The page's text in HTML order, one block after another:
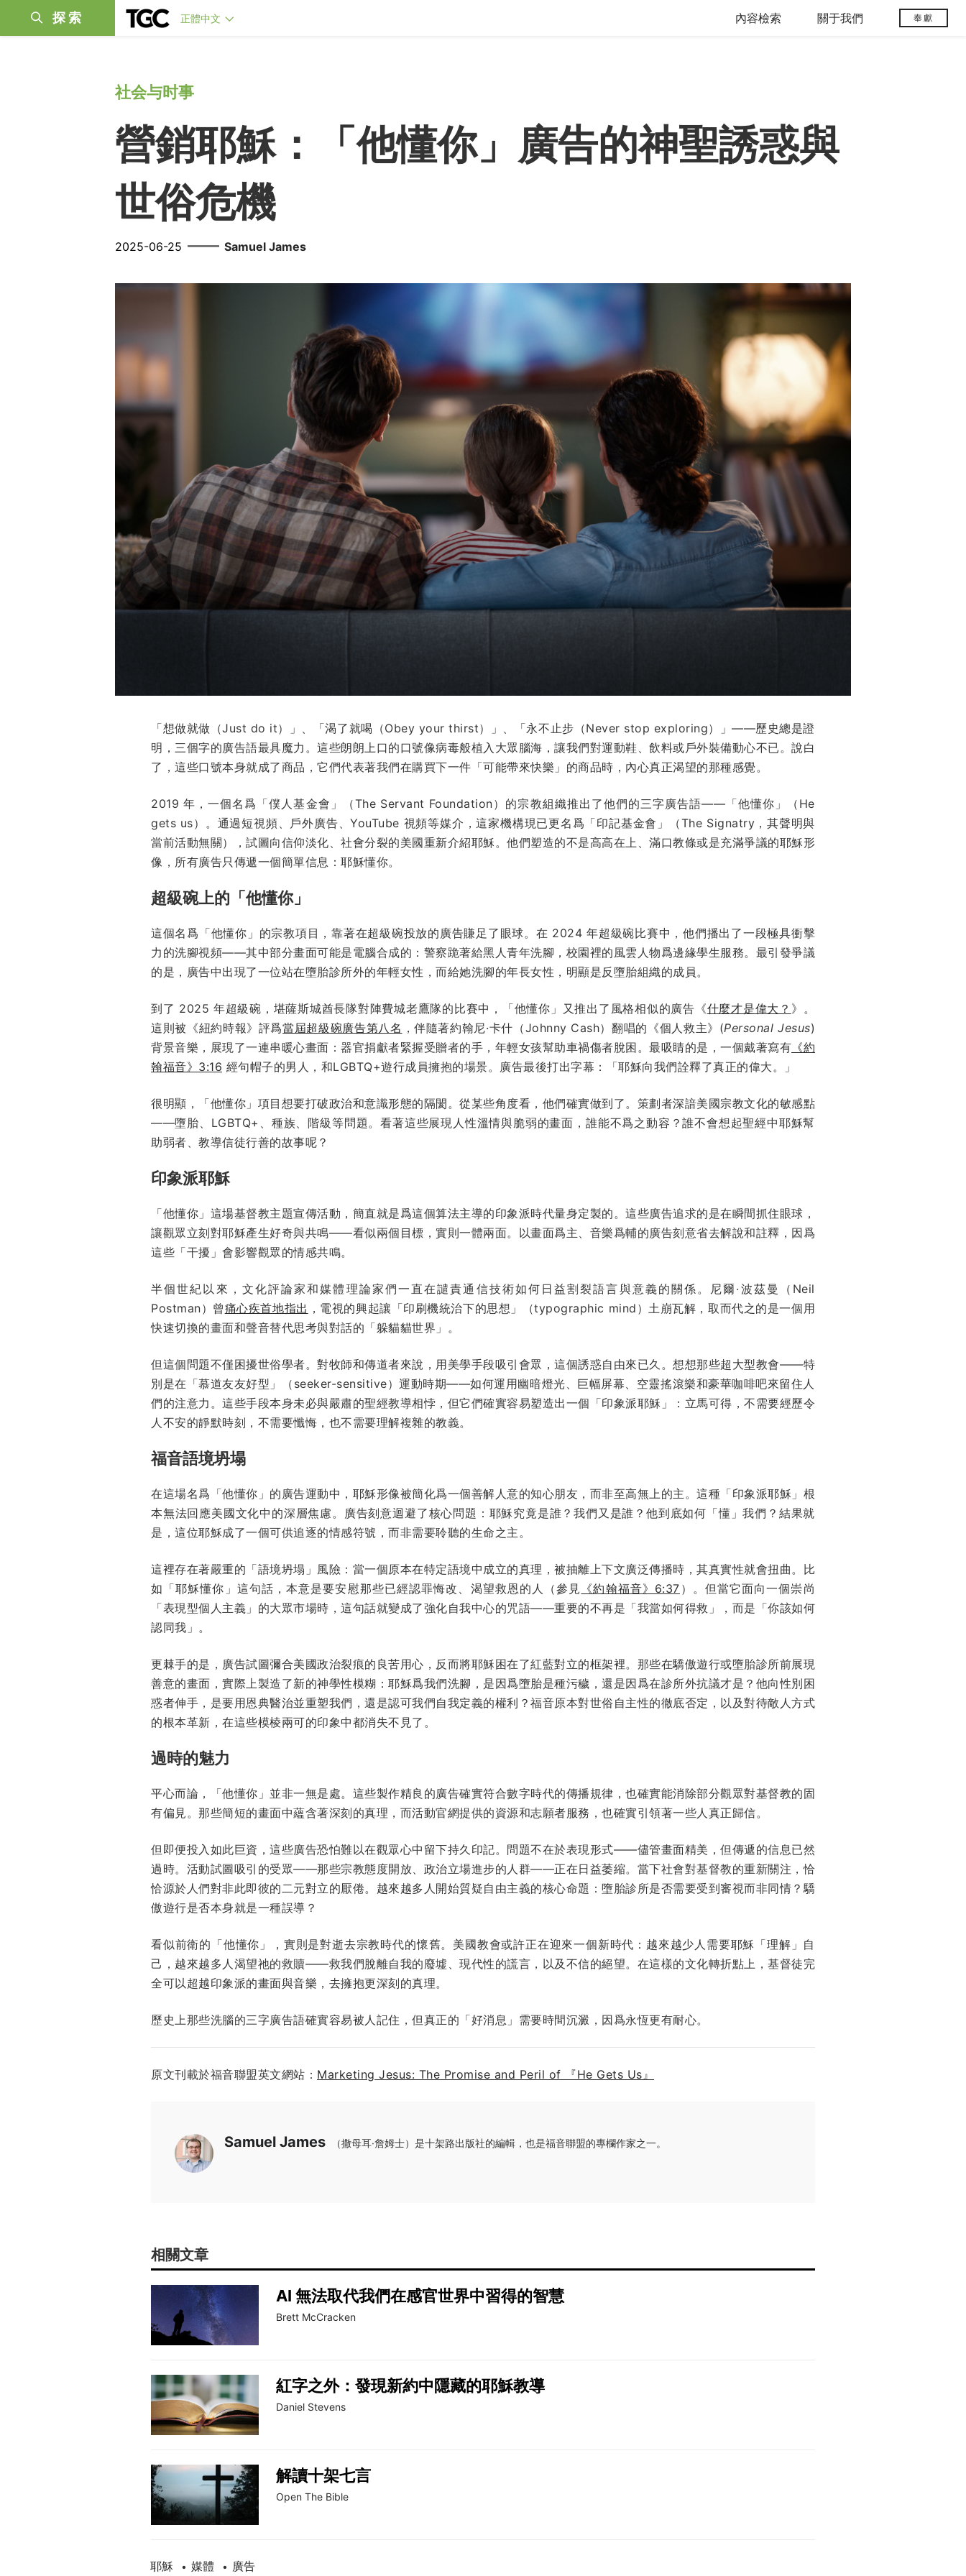
探索 正體中文 內容檢索 關于我們 奉獻
社会与时事
營銷耶穌：「他懂你」廣告的神聖誘惑與
世俗危機
2025-06-25 —— Samuel James
「想做就做（Just do it）」、「渴了就喝（Obey your thirst）」、「永不止步（Never stop exploring）」——歷史總是證
明，三個字的廣告語最具魔力。這些朗朗上口的口號像病毒般植入大眾腦海，讓我們對運動鞋、飲料或戶外裝備動心不已。說白
了，這些口號本身就成了商品，它們代表著我們在購買下一件「可能帶來快樂」的商品時，內心真正渴望的那種感覺。
2019 年，一個名爲「僕人基金會」（The Servant Foundation）的宗教組織推出了他們的三字廣告語——「他懂你」（He
gets us）。通過短視頻、戶外廣告、YouTube 視頻等媒介，這家機構現已更名爲「印記基金會」（The Signatry，其聲明與
當前活動無關），試圖向信仰淡化、社會分裂的美國重新介紹耶穌。他們塑造的不是高高在上、滿口教條或是充滿爭議的耶穌形
像，所有廣告只傳遞一個簡單信息：耶穌懂你。
超級碗上的「他懂你」
這個名爲「他懂你」的宗教項目，靠著在超級碗投放的廣告賺足了眼球。在 2024 年超級碗比賽中，他們播出了一段極具衝擊
力的洗腳視頻——其中部分畫面可能是電腦合成的：警察跪著給黑人青年洗腳，校園裡的風雲人物爲邊緣學生服務。最引發爭議
的是，廣告中出現了一位站在墮胎診所外的年輕女性，而給她洗腳的年長女性，明顯是反墮胎組織的成員。
到了 2025 年超級碗，堪薩斯城酋長隊對陣費城老鷹隊的比賽中，「他懂你」又推出了風格相似的廣告《什麼才是偉大？ 》。
這則被《紐約時報》評爲當屆超級碗廣告第八名 ，伴隨著約翰尼·卡什（Johnny Cash）翻唱的《個人救主》(Personal Jesus)
背景音樂，展現了一連串暖心畫面：器官捐獻者緊握受贈者的手，年輕女孩幫助車禍傷者脫困。最吸睛的是，一個戴著寫有 《約
翰福音》3:16 經句帽子的男人，和LGBTQ+遊行成員擁抱的場景。廣告最後打出字幕：「耶穌向我們詮釋了真正的偉大。」
很明顯，「他懂你」項目想要打破政治和意識形態的隔閡。從某些角度看，他們確實做到了。策劃者深諳美國宗教文化的敏感點
——墮胎、LGBTQ+、種族、階級等問題。看著這些展現人性溫情與脆弱的畫面，誰能不爲之動容？誰不會想起聖經中耶穌幫
助弱者、教導信徒行善的故事呢？
印象派耶穌
「他懂你」這場基督教主題宣傳活動，簡直就是爲這個算法主導的印象派時代量身定製的。這些廣告追求的是在瞬間抓住眼球，
讓觀眾立刻對耶穌產生好奇與共鳴——看似兩個目標，實則一體兩面。以畫面爲主、音樂爲輔的廣告刻意省去解說和註釋，因爲
這些「干擾」會影響觀眾的情感共鳴。
半個世紀以來，文化評論家和媒體理論家們一直在譴責通信技術如何日益割裂語言與意義的關係。尼爾·波茲曼（Neil
Postman）曾痛心疾首地指出 ，電視的興起讓「印刷機統治下的思想」（typographic mind）土崩瓦解，取而代之的是一個用
快速切換的畫面和聲音替代思考與對話的「躲貓貓世界」。
但這個問題不僅困擾世俗學者。對牧師和傳道者來說，用美學手段吸引會眾，這個誘惑自由來已久。想想那些超大型教會——特
別是在「慕道友友好型」（seeker-sensitive）運動時期——如何運用幽暗燈光、巨幅屏幕、空靈搖滾樂和豪華咖啡吧來留住人
們的注意力。這些手段本身未必與嚴肅的聖經教導相悖，但它們確實容易塑造出一個「印象派耶穌」：立馬可得，不需要經歷令
人不安的靜默時刻，不需要懺悔，也不需要理解複雜的教義。
福音語境坍塌
在這場名爲「他懂你」的廣告運動中，耶穌形像被簡化爲一個善解人意的知心朋友，而非至高無上的主。這種「印象派耶穌」根
本無法回應美國文化中的深層焦慮。廣告刻意迴避了核心問題：耶穌究竟是誰？我們又是誰？他到底如何「懂」我們？結果就
是，這位耶穌成了一個可供追逐的情感符號，而非需要聆聽的生命之主。
這裡存在著嚴重的「語境坍塌」風險：當一個原本在特定語境中成立的真理，被抽離上下文廣泛傳播時，其真實性就會扭曲。比
如「耶穌懂你」這句話，本意是要安慰那些已經認罪悔改、渴望救恩的人（參見 《約翰福音》6:37 ）。但當它面向一個崇尚
「表現型個人主義」的大眾市場時，這句話就變成了強化自我中心的咒語——重要的不再是「我當如何得救」，而是「你該如何
認同我」。
更棘手的是，廣告試圖彌合美國政治裂痕的良苦用心，反而將耶穌困在了紅藍對立的框架裡。那些在驕傲遊行或墮胎診所前展現
善意的畫面，實際上製造了新的神學性模糊：耶穌爲我們洗腳，是因爲墮胎是種污穢，還是因爲在診所外抗議才是？他向性別困
惑者伸手，是要用恩典醫治並重塑我們，還是認可我們自我定義的權利？福音原本對世俗自主性的徹底否定，以及對待敵人方式
的根本革新，在這些模棱兩可的印象中都消失不見了。
過時的魅力
平心而論，「他懂你」並非一無是處。這些製作精良的廣告確實符合數字時代的傳播規律，也確實能消除部分觀眾對基督教的固
有偏見。那些簡短的畫面中蘊含著深刻的真理，而活動官網提供的資源和志願者服務，也確實引領著一些人真正歸信。
但即便投入如此巨資，這些廣告恐怕難以在觀眾心中留下持久印記。問題不在於表現形式——儘管畫面精美，但傳遞的信息已然
過時。活動試圖吸引的受眾——那些宗教態度開放、政治立場進步的人群——正在日益萎縮。當下社會對基督教的重新關注，恰
恰源於人們對非此即彼的二元對立的厭倦。越來越多人開始質疑自由主義的核心命題：墮胎診所是否需要受到審視而非同情？驕
傲遊行是否本身就是一種誤導？
看似前衛的「他懂你」，實則是對逝去宗教時代的懷舊。美國教會或許正在迎來一個新時代：越來越少人需要耶穌「理解」自
己，越來越多人渴望祂的救贖——救我們脫離自我的廢墟、現代性的謊言，以及不信的絕望。在這樣的文化轉折點上，基督徒完
全可以超越印象派的畫面與音樂，去擁抱更深刻的真理。
歷史上那些洗腦的三字廣告語確實容易被人記住，但真正的「好消息」需要時間沉澱，因爲永恆更有耐心。
原文刊載於福音聯盟英文網站： Marketing Jesus: The Promise and Peril of 『He Gets Us』
Samuel James （撒母耳·詹姆士）是十架路出版社的編輯，也是福音聯盟的專欄作家之一。
相關文章
AI 無法取代我們在感官世界中習得的智慧
Brett McCracken
紅字之外：發現新約中隱藏的耶穌教導
Daniel Stevens
解讀十架七言
Open The Bible
耶穌 • 媒體 • 廣告